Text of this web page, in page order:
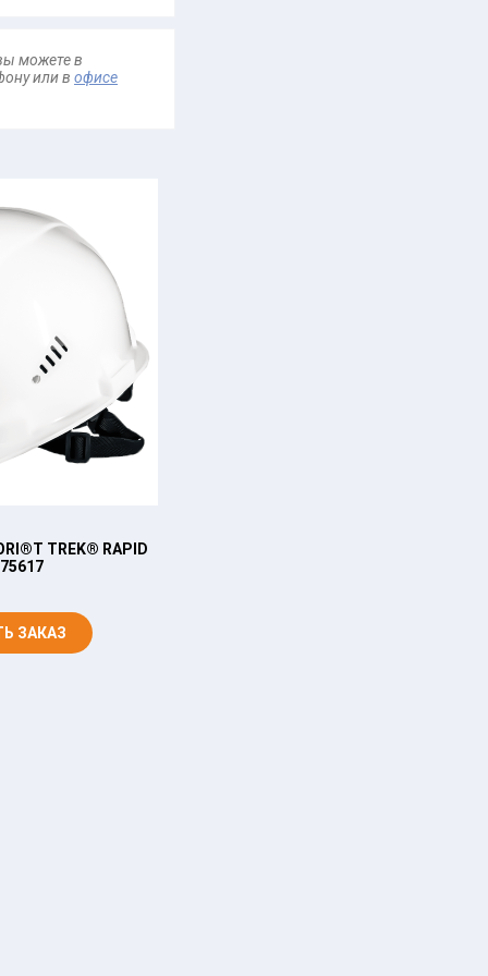
можете в
или в офисе
TREK® RAPID
ЗАКАЗ